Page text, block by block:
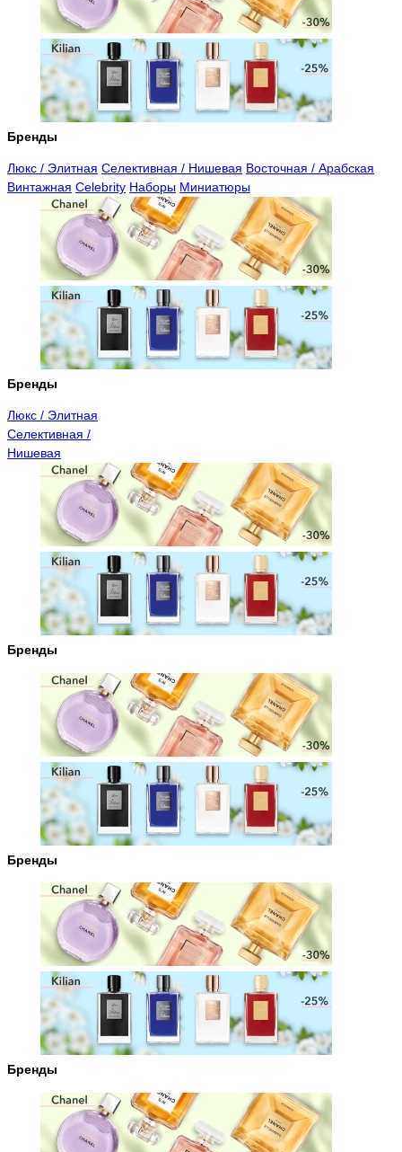
Бренды
Люкс / Элитная Селективная / Нишевая Восточная / Арабская
Винтажная Celebrity Наборы Миниатюры
Бренды
Люкс / Элитная
Селективная /
Нишевая
Бренды
Бренды
Бренды